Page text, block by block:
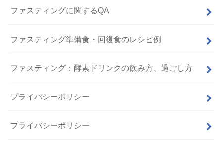
ファスティングに関するQA
ファスティング準備食・回復食のレシピ例
ファスティング：酵素ドリンクの飲み方、過ごし方
プライバシーポリシー
プライバシーポリシー